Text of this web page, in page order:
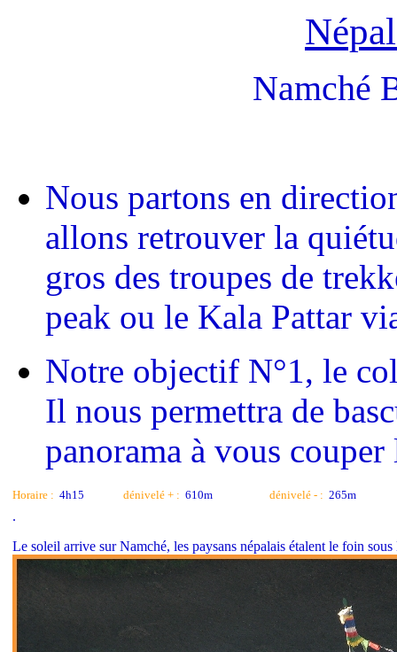
Namché
Nous partons en
allons retrouver la
gros des troupes de
peak ou le Kala Pattar
Notre objectif N°1, le
Il nous permettra de
panorama à vous
Horaire : 4h15 dénivelé + : 610m dénivelé - : 265m
.
Le soleil arrive sur Namché, les paysans népalais étalent le foin